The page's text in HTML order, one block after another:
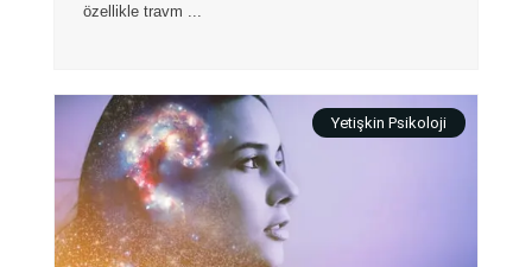
özellikle travm ...
Yetişkin Psikoloji